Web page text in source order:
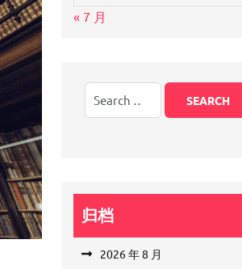
« 7 月
归档
2026 年 8 月